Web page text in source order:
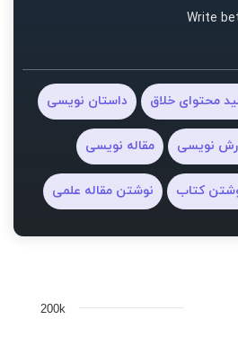
Write
محتوای خلاق داستان نویسی
نویسی مقاله نویسی
کتاب نوشتن مقاله علمی
200k